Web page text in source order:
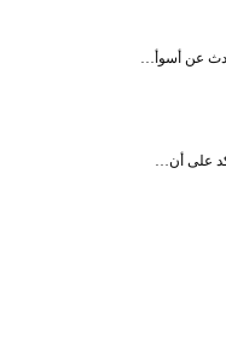
عن أسوأ…
على أن…